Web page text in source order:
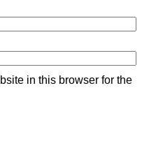
in this browser for the